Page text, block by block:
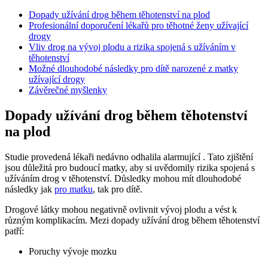
Dopady užívání drog během těhotenství na plod
Profesionální doporučení lékařů pro těhotné ženy užívající
drogy
Vliv drog na vývoj plodu a rizika spojená s užíváním v
těhotenství
Možné dlouhodobé následky pro dítě narozené z matky
užívající drogy
Závěrečné myšlenky
Dopady užívání drog během těhotenství
na plod
Studie provedená lékaři nedávno odhalila alarmující . Tato zjištění
jsou důležitá pro budoucí matky, aby si uvědomily rizika spojená s
užíváním drog v těhotenství. Důsledky mohou mít dlouhodobé
následky jak pro matku, tak pro dítě.
Drogové látky mohou negativně ovlivnit vývoj plodu a vést k
různým komplikacím. Mezi dopady užívání drog během těhotenství
patří:
Poruchy vývoje mozku